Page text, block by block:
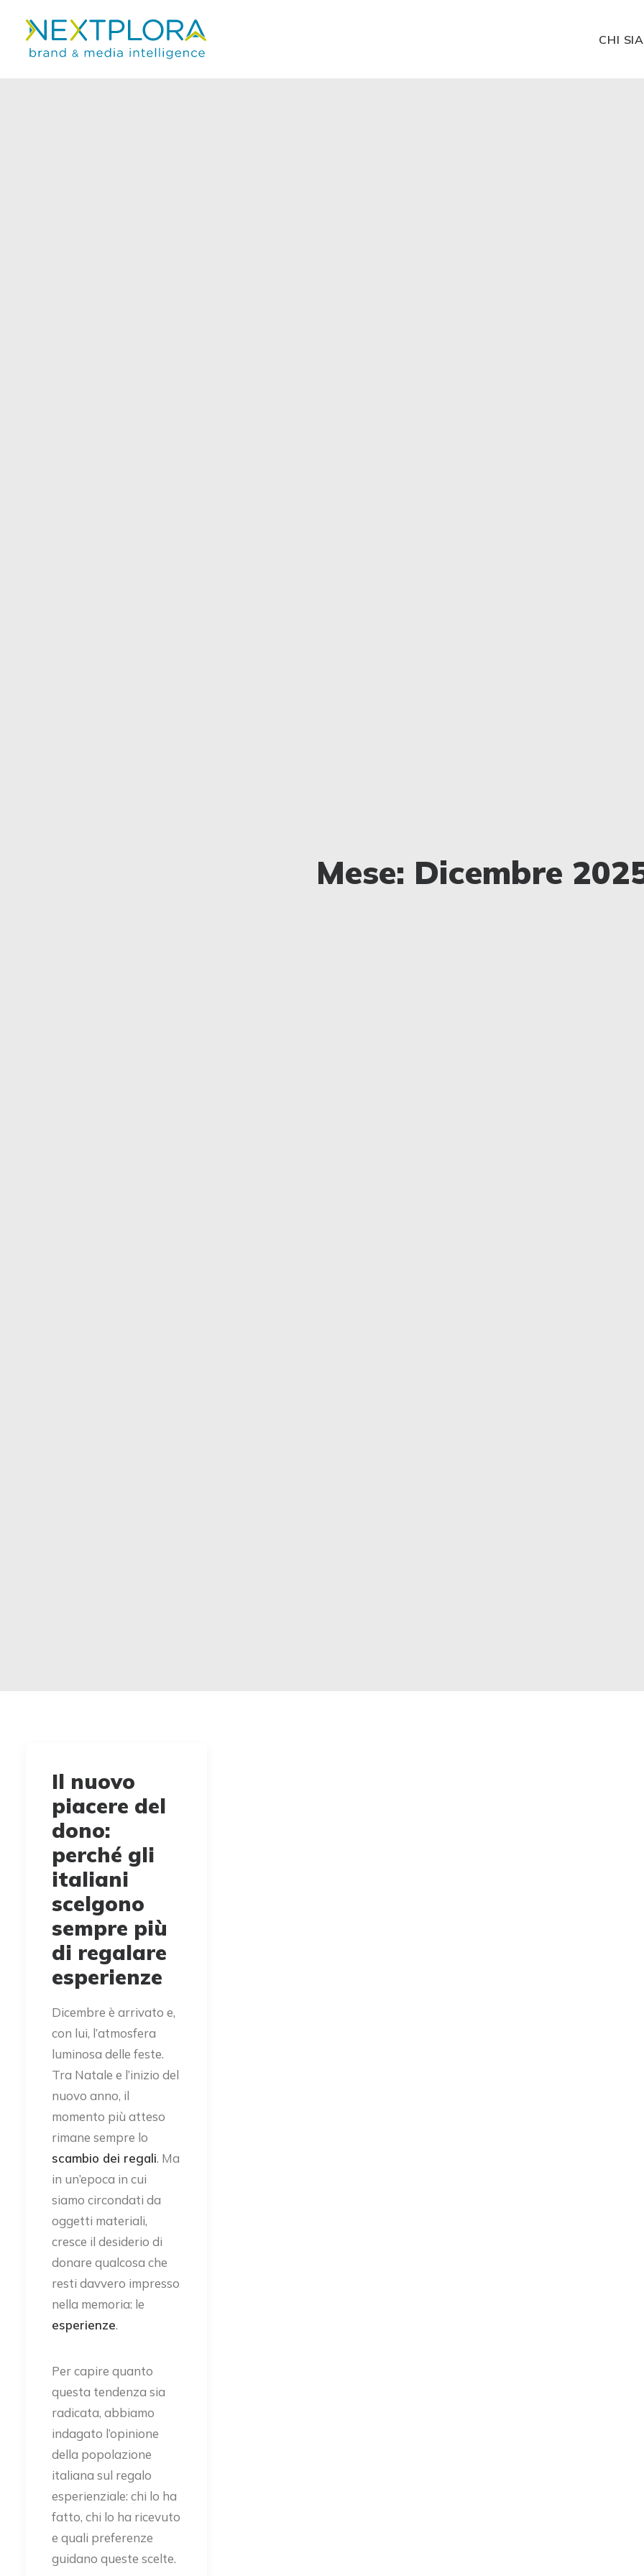
CHI
Mese: Dicembre
Il nuovo
piacere del
dono:
perché gli
italiani
scelgono
sempre più
di regalare
esperienze
Dicembre è arrivato e,
con lui, l’atmosfera
luminosa delle feste.
Tra Natale e l’inizio del
nuovo anno, il
momento più atteso
rimane sempre lo
scambio dei regali. Ma
in un’epoca in cui
siamo circondati da
oggetti materiali,
cresce il desiderio di
donare qualcosa che
resti davvero impresso
nella memoria: le
esperienze.
Per capire quanto
questa tendenza sia
radicata, abbiamo
indagato l’opinione
della popolazione
italiana sul regalo
esperienziale: chi lo ha
fatto, chi lo ha ricevuto
e quali preferenze
guidano queste scelte.